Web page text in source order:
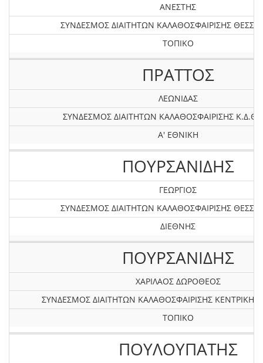
ΑΝΕΣΤΗΣ
ΣΥΝΔΕΣΜΟΣ ΔΙΑΙΤΗΤΩΝ ΚΑΛΑΘΟΣΦΑΙΡΙΣΗΣ
ΤΟΠΙΚΟ
ΠΡΑΤΤΟΣ
ΛΕΩΝΙΔΑΣ
ΣΥΝΔΕΣΜΟΣ ΔΙΑΙΤΗΤΩΝ ΚΑΛΑΘΟΣΦΑΙΡΙΣΗΣ
Α' ΕΘΝΙΚΗ
ΠΟΥΡΣΑΝΙΔΗΣ
ΓΕΩΡΓΙΟΣ
ΣΥΝΔΕΣΜΟΣ ΔΙΑΙΤΗΤΩΝ ΚΑΛΑΘΟΣΦΑΙΡΙΣΗΣ
ΔΙΕΘΝΗΣ
ΠΟΥΡΣΑΝΙΔΗΣ
ΧΑΡΙΛΑΟΣ ΔΩΡΟΘΕΟΣ
ΣΥΝΔΕΣΜΟΣ ΔΙΑΙΤΗΤΩΝ ΚΑΛΑΘΟΣΦΑΙΡΙΣΗΣ
ΤΟΠΙΚΟ
ΠΟΥΛΟΥΠΑΤΗΣ